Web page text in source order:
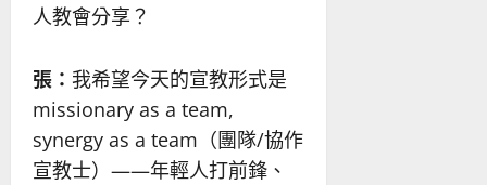
人教會分享？
張： 我希望今天的宣教形式是
missionary as a team,
synergy as a team（團隊/協作
宣教士）——年輕人打前鋒、